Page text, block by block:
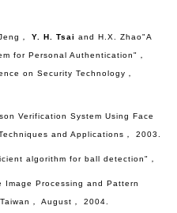
， Y. H. Tsai and H.X. Zhao"A
for Personal Authentication"，
on Security Technology，
Verification System Using Face
and Applications， 2003.
algorithm for ball detection"，
Processing and Pattern
， August， 2004.